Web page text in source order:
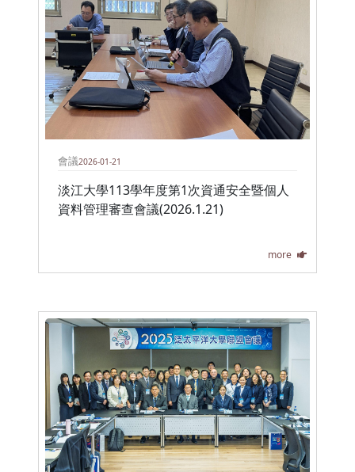
會議2026-01-21
淡江大學113學年度第1次資通安全暨個人
資料管理審查會議(2026.1.21)
more